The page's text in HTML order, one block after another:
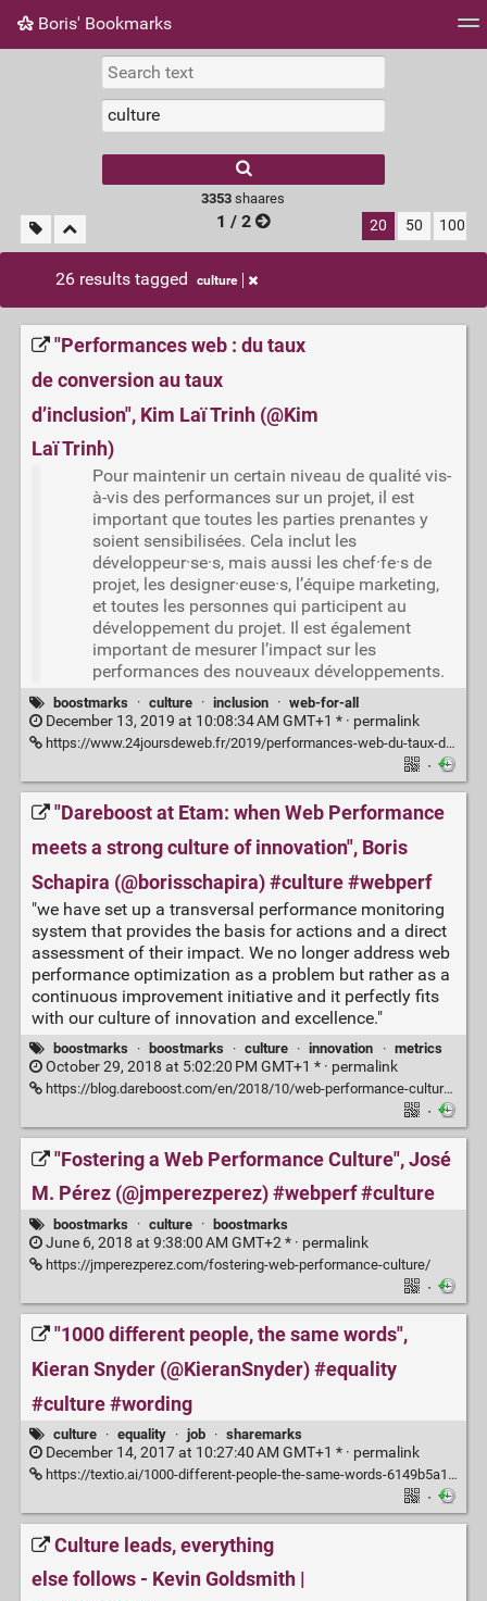
Boris' Bookmarks
Picture wall
3353 shaares
1 / 2 20 50 100
26 results tagged culture
"Performances web : du taux
de conversion au taux
d’inclusion", Kim Laï Trinh (@Kim
Laï Trinh)
Pour maintenir un certain niveau de qualité vis-
à-vis des performances sur un projet, il est
important que toutes les parties prenantes y
soient sensibilisées. Cela inclut les
développeur·se·s, mais aussi les chef·fe·s de
projet, les designer·euse·s, l’équipe marketing,
et toutes les personnes qui participent au
développement du projet. Il est également
important de mesurer l’impact sur les
performances des nouveaux développements.
boostmarks · culture · inclusion · web-for-all
December 13, 2019 at 10:08:34 AM GMT+1 * · permalink
https://www.24joursdeweb.fr/2019/performances-web-du-taux-de-conversion-au-taux-d-inclusion/
·
"Dareboost at Etam: when Web Performance
meets a strong culture of innovation", Boris
Schapira (@borisschapira) #culture #webperf
"we have set up a transversal performance monitoring
system that provides the basis for actions and a direct
assessment of their impact. We no longer address web
performance optimization as a problem but rather as a
continuous improvement initiative and it perfectly fits
with our culture of innovation and excellence."
boostmarks · boostmarks · culture · innovation · metrics
October 29, 2018 at 5:02:20 PM GMT+1 * · permalink
https://blog.dareboost.com/en/2018/10/web-performance-culture-etam/
·
"Fostering a Web Performance Culture", José
M. Pérez (@jmperezperez) #webperf #culture
boostmarks · culture · boostmarks
June 6, 2018 at 9:38:00 AM GMT+2 * · permalink
https://jmperezperez.com/fostering-web-performance-culture/
·
"1000 different people, the same words",
Kieran Snyder (@KieranSnyder) #equality
#culture #wording
culture · equality · job · sharemarks
December 14, 2017 at 10:27:40 AM GMT+1 * · permalink
https://textio.ai/1000-different-people-the-same-words-6149b5a1f351
·
Culture leads, everything
else follows - Kevin Goldsmith |